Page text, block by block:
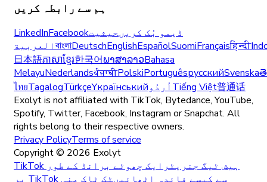
ہم سے رابطہ کریں
LinkedInFacebook ڈیمو بُک کریںحیثیت
العربيةবাংলাDeutschEnglishEspañolSuomiFrançaisहिन्दी
日本語ភាសាខ្មែរ한국어ພາສາລາວBahasa
MelayuNederlandsਪੰਜਾਬੀPolskiPortuguêsрусскийSvenska
ไทยTagalogTürkçeYкраїнськийاُردُو Tiếng Việt普通话
Exolyt is not affiliated with TikTok, Bytedance, YouTube,
Spotify, Twitter, Facebook, Instagram or Snapchat. All
rights belong to their respective owners.
Privacy PolicyTerms of service
Copyright © 2026 Exolyt
TikTok ہیش ٹیگ جنریٹر ایک چھوٹے برانڈ کے طور
پر TikTok سے کیسے فائدہ اٹھائیںٹک ٹاک منی